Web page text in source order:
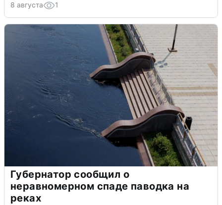
8 августа 1
Губернатор сообщил о
неравномерном спаде паводка на
реках